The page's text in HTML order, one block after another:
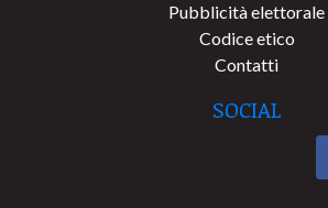
Pubblicità elettorale
Codice etico
Contatti
SOCIAL